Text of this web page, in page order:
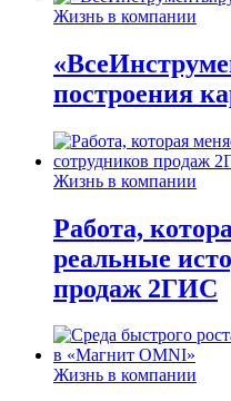
Жизнь в компании
построения
Жизнь в компании
Работа,
реальные
продаж 2ГИС
Жизнь в компании